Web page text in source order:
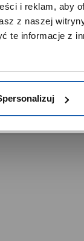
i reklam, aby
z naszej
te informacje z
celach
aby analizować
oraz